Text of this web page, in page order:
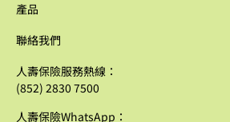
產品
聯絡我們
人壽保險服務熱線：
(852) 2830 7500
人壽保險WhatsApp：